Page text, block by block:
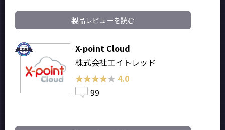
製品レビューを読む
X-point Cloud
株式会社エイトレッド
★★★★★
★★★★★ 4.0
99